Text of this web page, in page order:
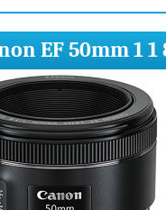
EF 50mm 1